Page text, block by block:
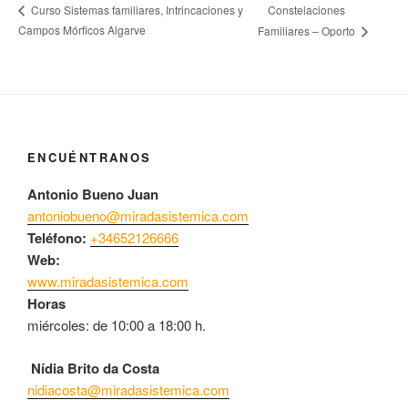
Curso Sistemas familiares, Intrincaciones y
Campos Mórficos Algarve
Constelaciones
Familiares – Oporto
ENCUÉNTRANOS
Antonio Bueno Juan
antoniobueno@miradasistemica.com
Teléfono: +34652126666
Web:
www.miradasistemica.com
Horas
miércoles: de 10:00 a 18:00 h.
Nídia Brito da Costa
nidiacosta@miradasistemica.com